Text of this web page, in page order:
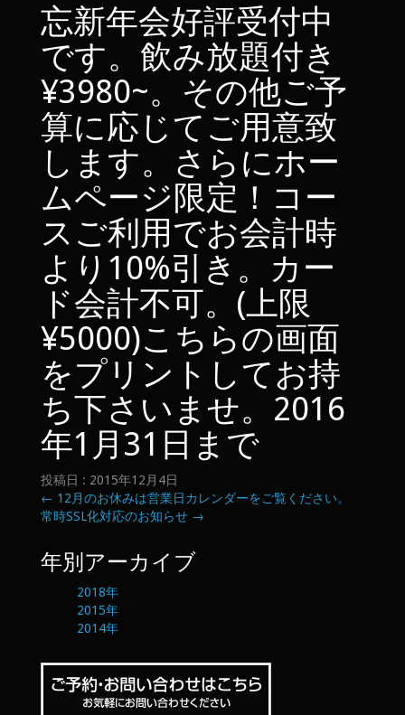
忘新年会好評受付中
です。飲み放題付き
¥3980~。その他ご予
算に応じてご用意致
します。さらにホー
ムページ限定！コー
スご利用でお会計時
より10%引き。カー
ド会計不可。(上限
¥5000)こちらの画面
をプリントしてお持
ち下さいませ。2016
年1月31日まで
投稿日 : 2015年12月4日
← 12月のお休みは営業日カレンダーをご覧ください。
常時SSL化対応のお知らせ →
年別アーカイブ
2018年
2015年
2014年